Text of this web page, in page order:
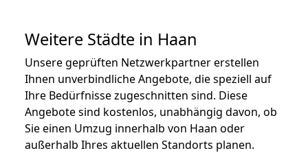
Weitere Städte in Haan
Unsere geprüften Netzwerkpartner erstellen
Ihnen unverbindliche Angebote, die speziell auf
Ihre Bedürfnisse zugeschnitten sind. Diese
Angebote sind kostenlos, unabhängig davon, ob
Sie einen Umzug innerhalb von Haan oder
außerhalb Ihres aktuellen Standorts planen.